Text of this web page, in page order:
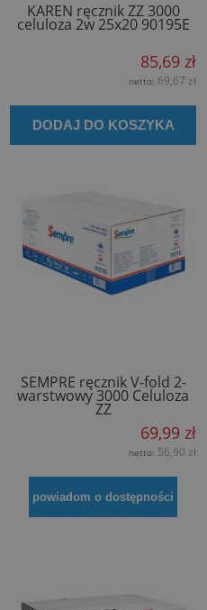
KAREN ręcznik ZZ 3000
celuloza 2w 25x20 90195E
85,69 zł
netto: 69,67 zł
DODAJ DO KOSZYKA
SEMPRE ręcznik V-fold 2-
warstwowy 3000 Celuloza
ZZ
69,99 zł
netto: 56,90 zł
powiadom o dostępności